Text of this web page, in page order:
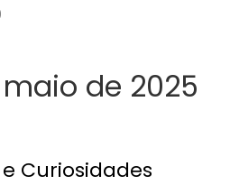
maio de 2025
Curiosidades